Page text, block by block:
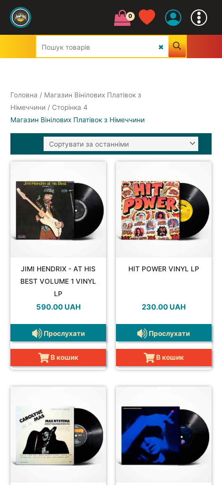
Головна / Магазин Вінілових Платівок з
Німеччини / Сторінка 4
Магазин Вінілових Платівок з Німеччини
JIMI HENDRIX - AT HIS
BEST VOLUME 1 VINYL
LP
590.00 UAH
Прослухати
В кошик
HIT POWER VINYL LP
230.00 UAH
Прослухати
В кошик
УСІ ЖАНРИ
CLASSIC
JAZZ&BLUES
POP
REGGAE
ROCK